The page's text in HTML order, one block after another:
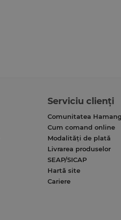
Serviciu clienți
Comunitatea
Cum comand online
Modalități de plată
Livrarea produselor
SEAP/SICAP
Hartă site
Cariere